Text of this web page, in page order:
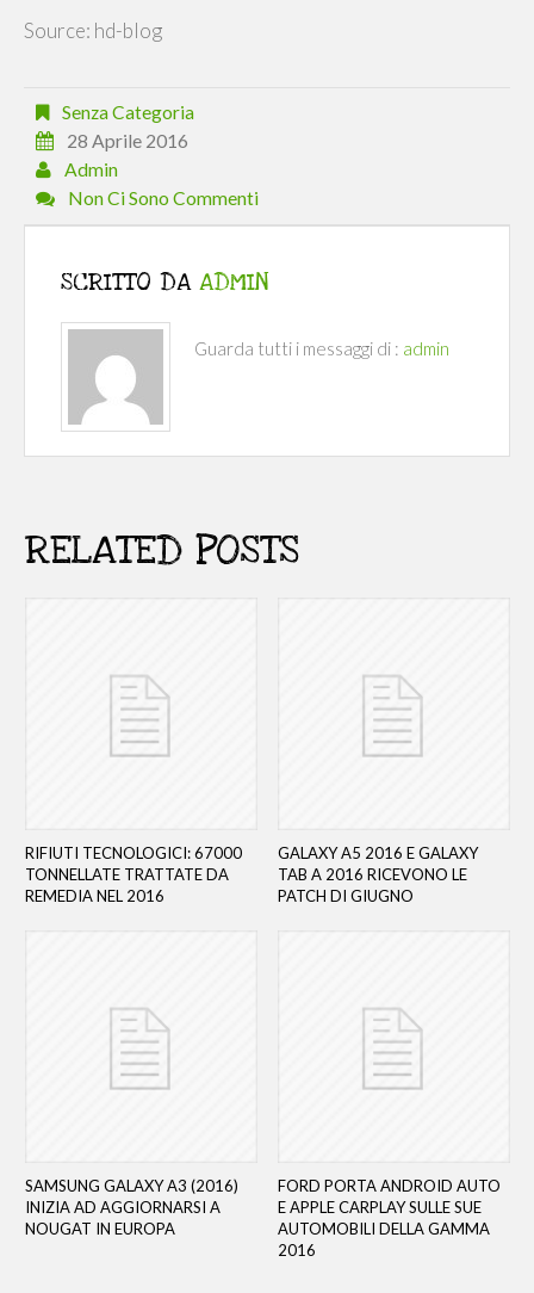
Source: hd-blog
Senza Categoria
28 Aprile 2016
Admin
Non Ci Sono Commenti
SCRITTO DA ADMIN
Guarda tutti i messaggi di : admin
RELATED POSTS
RIFIUTI TECNOLOGICI: 67000
TONNELLATE TRATTATE DA
REMEDIA NEL 2016
GALAXY A5 2016 E GALAXY
TAB A 2016 RICEVONO LE
PATCH DI GIUGNO
SAMSUNG GALAXY A3 (2016)
INIZIA AD AGGIORNARSI A
NOUGAT IN EUROPA
FORD PORTA ANDROID AUTO
E APPLE CARPLAY SULLE SUE
AUTOMOBILI DELLA GAMMA
2016